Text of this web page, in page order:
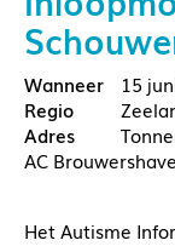
15
AC
Het Autisme